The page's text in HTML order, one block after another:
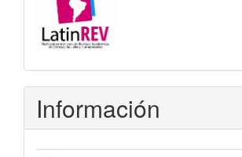
Información